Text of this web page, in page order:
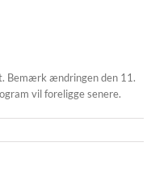
Bemærk ændringen den 11.
vil foreligge senere.